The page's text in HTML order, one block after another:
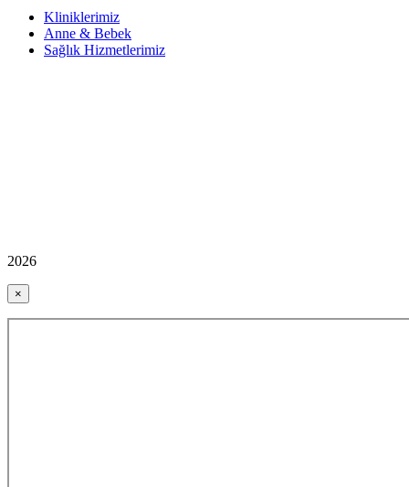
Kliniklerimiz
Anne & Bebek
Sağlık Hizmetlerimiz
2026
×